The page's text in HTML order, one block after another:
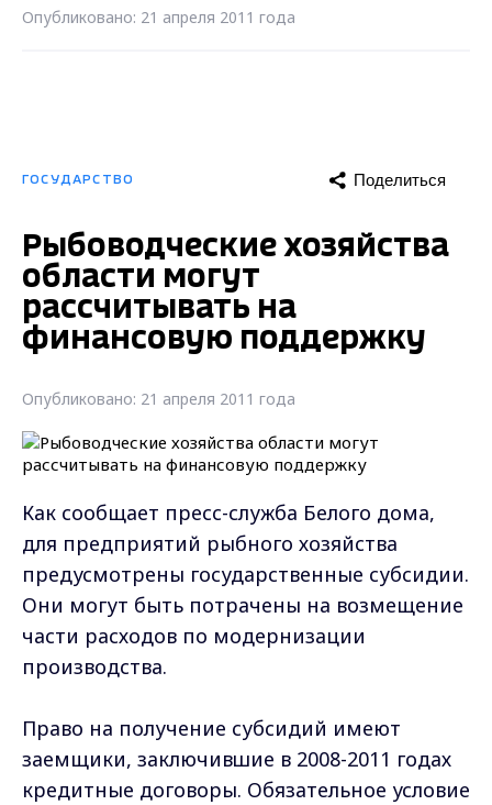
Опубликовано: 21 апреля 2011 года
ГОСУДАРСТВО Поделиться
Рыбоводческие хозяйства
области могут
рассчитывать на
финансовую поддержку
Опубликовано: 21 апреля 2011 года
Как сообщает пресс-служба Белого дома,
для предприятий рыбного хозяйства
предусмотрены государственные субсидии.
Они могут быть потрачены на возмещение
части расходов по модернизации
производства.
Право на получение субсидий имеют
заемщики, заключившие в 2008-2011 годах
кредитные договоры. Обязательное условие